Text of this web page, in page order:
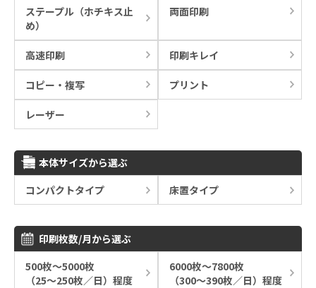
ステープル（ホチキス止
め）
両面印刷
高速印刷 印刷キレイ
コピー・複写 プリント
レーザー
本体サイズから選ぶ
コンパクトタイプ
床置タイプ
印刷枚数/月から選ぶ
500枚～5000枚
（25～250枚／日）程度
6000枚～7800枚
（300～390枚／日）程度